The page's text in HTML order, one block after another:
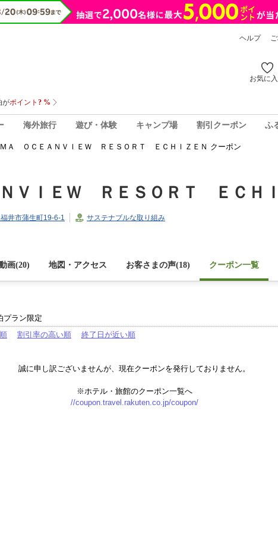
ヘルプ
お気に入
海外旅行 遊び・体験 キャンプ場 割引クーポン ふ
ＭＡ ＯＣＥＡＮＶＩＥＷ ＲＥＳＯＲＴ ＥＣＨＩＺＥＮ クーポン
ＶＩＥＷ ＲＥＳＯＲＴ ＥＣＨ
井市蒲生町19-6-1 サステナブルな取り組み
画(20) 地図・アクセス お客さまの声(18) クーポン一覧
プラン限定
割引率の高い順 終了日が近い順
誠に申し訳ございませんが、現在クーポンを発行しておりません。
※ホテル・旅館のクーポン一覧へ
//coupon.travel.rakuten.co.jp/coupon/